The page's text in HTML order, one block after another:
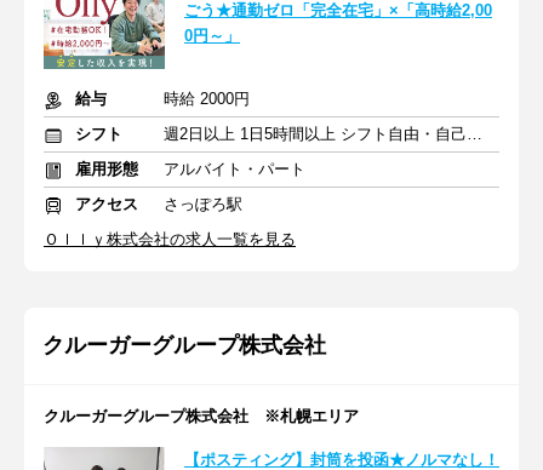
ごう★通勤ゼロ「完全在宅」×「高時給2,00
0円～」
給与
時給 2000円
シフト
週2日以上 1日5時間以上 シフト自由・自己申告
雇用形態
アルバイト・パート
アクセス
さっぽろ駅
Ｏｌｌｙ株式会社の求人一覧を見る
クルーガーグループ株式会社
クルーガーグループ株式会社 ※札幌エリア
【ポスティング】封筒を投函★ノルマなし！